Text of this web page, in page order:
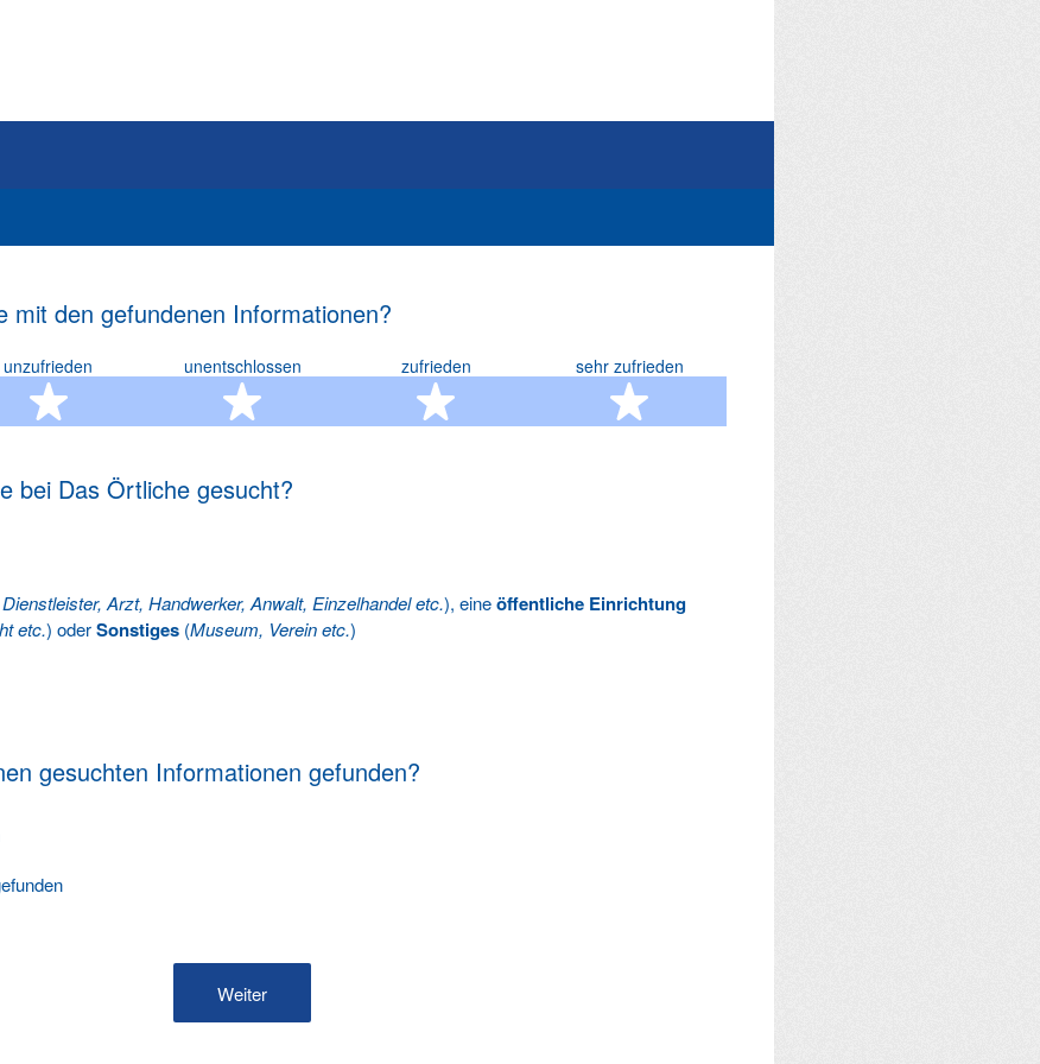
mit den gefundenen Informationen?
unzufrieden
2 Sterne
unentschlossen
3 Sterne
zufrieden
4 Sterne
sehr zufrieden
5 Sterne
bei Das Örtliche gesucht?
Arzt, Handwerker, Anwalt, Einzelhandel etc.), eineöffentliche Einrichtung
etc.) oderSonstiges (Museum, Verein etc.)
gesuchten Informationen gefunden?
Weiter